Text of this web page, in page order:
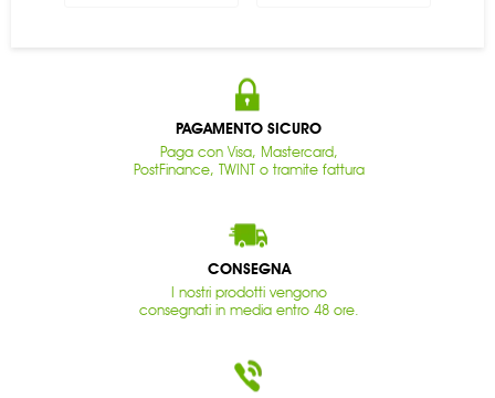
PAGAMENTO SICURO
Paga con Visa, Mastercard,
PostFinance, TWINT o tramite fattura
CONSEGNA
I nostri prodotti vengono
consegnati in media entro 48 ore.